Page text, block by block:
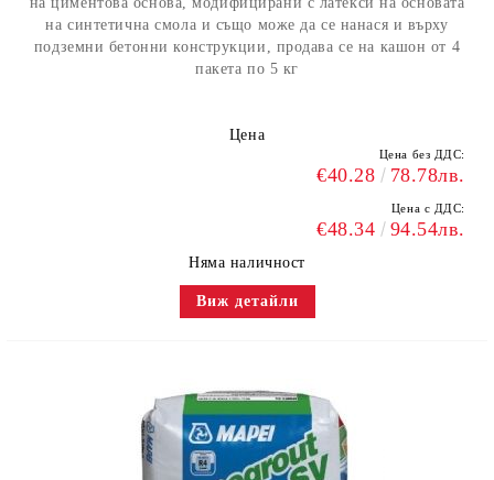
на синтетична смола и също може да се нанася и върху
подземни бетонни конструкции, продава се на кашон от 4
пакета по 5 кг
Цена
Цена без ДДС:
€40.28 78.78лв.
Цена с ДДС:
€48.34 94.54лв.
Няма наличност
Виж детайли